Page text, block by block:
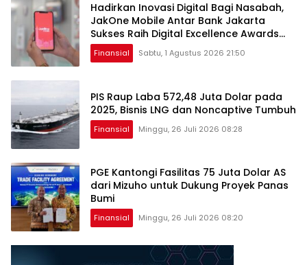
Hadirkan Inovasi Digital Bagi Nasabah,
JakOne Mobile Antar Bank Jakarta
Sukses Raih Digital Excellence Awards
2026
Finansial Sabtu, 1 Agustus 2026 21:50
PIS Raup Laba 572,48 Juta Dolar pada
2025, Bisnis LNG dan Noncaptive Tumbuh
Finansial Minggu, 26 Juli 2026 08:28
PGE Kantongi Fasilitas 75 Juta Dolar AS
dari Mizuho untuk Dukung Proyek Panas
Bumi
Finansial Minggu, 26 Juli 2026 08:20